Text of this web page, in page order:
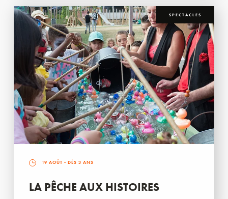
SPECTACLES
19 AOÛT - DÈS 3 ANS
LA PÊCHE AUX HISTOIRES